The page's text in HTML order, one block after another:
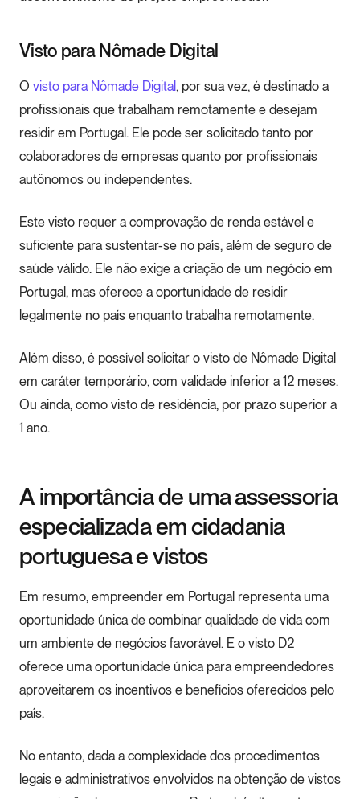
Visto para Nômade Digital
O visto para Nômade Digital , por sua vez, é destinado a
profissionais que trabalham remotamente e desejam
residir em Portugal. Ele pode ser solicitado tanto por
colaboradores de empresas quanto por profissionais
autônomos ou independentes.
Este visto requer a comprovação de renda estável e
suficiente para sustentar-se no país, além de seguro de
saúde válido. Ele não exige a criação de um negócio em
Portugal, mas oferece a oportunidade de residir
legalmente no país enquanto trabalha remotamente.
Além disso, é possível solicitar o visto de Nômade Digital
em caráter temporário, com validade inferior a 12 meses.
Ou ainda, como visto de residência, por prazo superior a
1 ano.
A importância de uma assessoria
especializada em cidadania
portuguesa e vistos
Em resumo, empreender em Portugal representa uma
oportunidade única de combinar qualidade de vida com
um ambiente de negócios favorável. E o visto D2
oferece uma oportunidade única para empreendedores
aproveitarem os incentivos e benefícios oferecidos pelo
país.
No entanto, dada a complexidade dos procedimentos
legais e administrativos envolvidos na obtenção de vistos